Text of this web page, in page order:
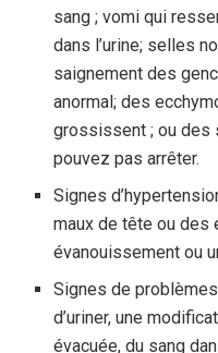
sang ; vomi qui
dans l’urine; selles
saignement des
anormal; des
grossissent ; ou des
pouvez pas arrêter.
Signes
maux de tête ou des
évanouissement ou
Signes de
d’uriner, une
évacuée, du sang